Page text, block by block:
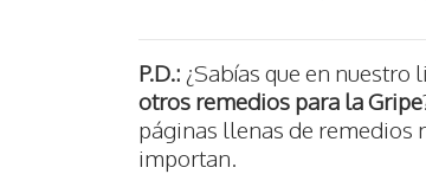
P.D.: ¿Sabías que en nuestro
otros remedios para la Gripe
páginas llenas de remedios
importan.